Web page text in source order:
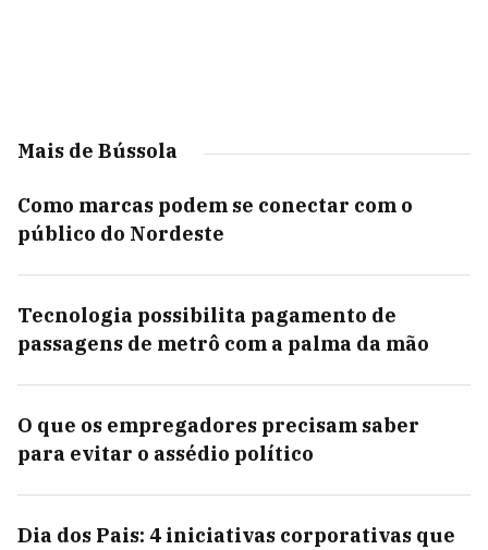
Mais de Bússola
Como marcas podem se conectar com o
público do Nordeste
Tecnologia possibilita pagamento de
passagens de metrô com a palma da mão
O que os empregadores precisam saber
para evitar o assédio político
Dia dos Pais: 4 iniciativas corporativas que